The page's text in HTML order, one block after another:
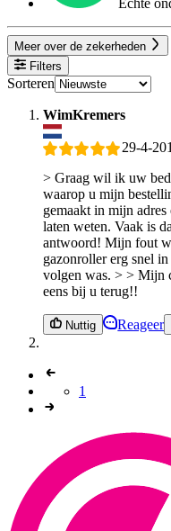
Echte
Meer over de zekerheden
Filters
Sorteren
WimKremers
29-4-
> Graag wil ik uw
waarop u mijn
gemaakt in mijn
laten weten. Vaak is
antwoord! Mijn fout
gazonroller erg snel
volgen was. > > Mijn
eens bij u terug!!
Nuttig Reageer
1